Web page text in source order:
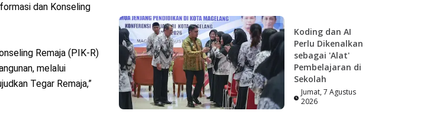
dan Konseling
Remaja (PIK-R)
melalui
Tegar Remaja,”
Koding dan AI
Perlu Dikenalkan
sebagai 'Alat'
Pembelajaran di
Sekolah
Jumat, 7 Agustus
2026